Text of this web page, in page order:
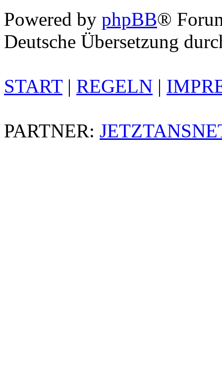
Powered by phpBB®
Deutsche Übersetzung
START| REGELN |
PARTNER: